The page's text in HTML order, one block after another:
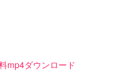
mp4ダウンロード